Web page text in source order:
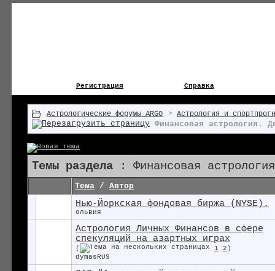
Регистрация Справка
Астрологические форумы ARGO > Астрология и
Финансовая астрология.
Темы раздела : Финансовая
Тема / Автор
Нью-Йоркская фондовая биржа (NYSE).
ольвия
Астрология Личных Финансов в сфере
спекуляций на азартных играх
( 1 2 )
dymasRUS